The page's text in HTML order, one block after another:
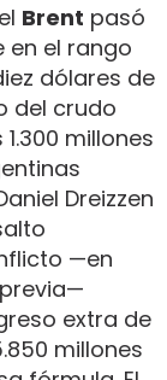
Brent pasó
en el rango
dólares de
del crudo
millones
Dreizzen
—en
extra de
millones